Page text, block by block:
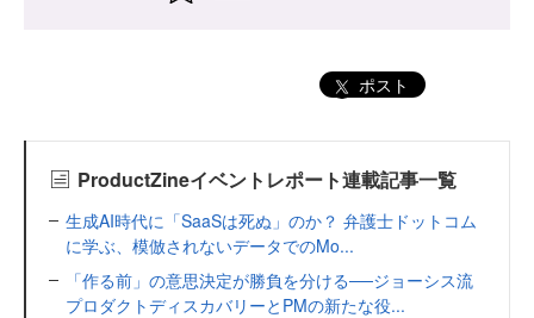
ポスト
ProductZineイベントレポート連載記事一覧
生成AI時代に「SaaSは死ぬ」のか？ 弁護士ドットコム
に学ぶ、模倣されないデータでのMo...
「作る前」の意思決定が勝負を分ける──ジョーシス流
プロダクトディスカバリーとPMの新たな役...